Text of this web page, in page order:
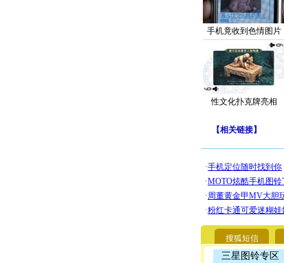
手机竟收到色情图片
性文化扑克牌亮相
【相关链接】
搜狐短信
三星图铃专区